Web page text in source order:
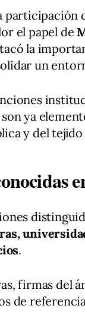
participación
el papel de
la
un
ya
y del tejido
.
firmas del
de